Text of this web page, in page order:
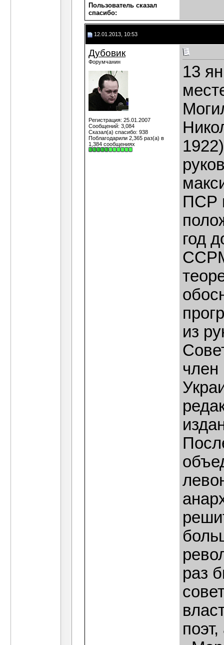
Пользователь сказал
cпасибо:
12.01.2013, 10:53
Дубовик
Форумчанин
Регистрация: 25.01.2007
Сообщений: 3,084
Сказал(а) спасибо: 938
Поблагодарили 2,365 раз(а) в
1,384 сообщениях
13
ПСР
год
из
член
раз